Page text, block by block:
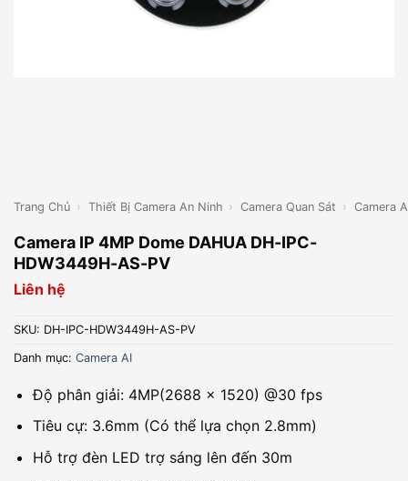
Trang Chủ › Thiết Bị Camera An Ninh › Camera Quan Sát › Camera
Camera IP 4MP Dome DAHUA DH-IPC-
HDW3449H-AS-PV
Liên hệ
SKU: DH-IPC-HDW3449H-AS-PV
Danh mục: Camera AI
Độ phân giải: 4MP(2688 x 1520) @30 fps
Tiêu cự: 3.6mm (Có thể lựa chọn 2.8mm)
Hỗ trợ đèn LED trợ sáng lên đến 30m